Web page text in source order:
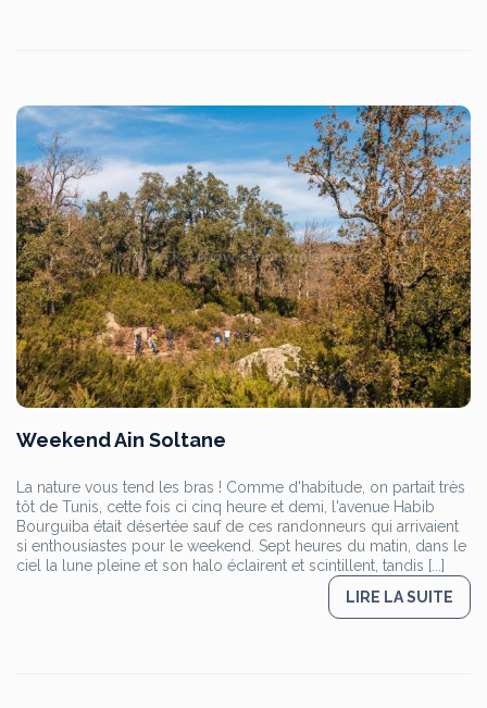
Weekend Ain Soltane
La nature vous tend les bras ! Comme d'habitude, on partait très
tôt de Tunis, cette fois ci cinq heure et demi, l'avenue Habib
Bourguiba était désertée sauf de ces randonneurs qui arrivaient
si enthousiastes pour le weekend. Sept heures du matin, dans le
ciel la lune pleine et son halo éclairent et scintillent, tandis [...]
LIRE LA SUITE